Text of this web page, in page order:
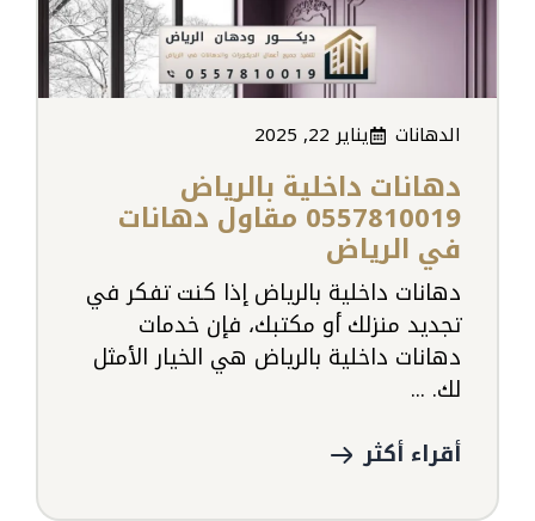
الدهانات يناير 22, 2025
دهانات داخلية بالرياض
0557810019 مقاول دهانات
في الرياض
دهانات داخلية بالرياض إذا كنت تفكر في
تجديد منزلك أو مكتبك، فإن خدمات
دهانات داخلية بالرياض هي الخيار الأمثل
لك. ...
أقراء أكثر